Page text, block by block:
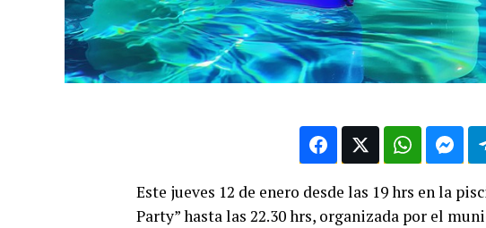
Este jueves 12 de enero desde las 19 hrs en la
Party” hasta las 22.30 hrs, organizada por el